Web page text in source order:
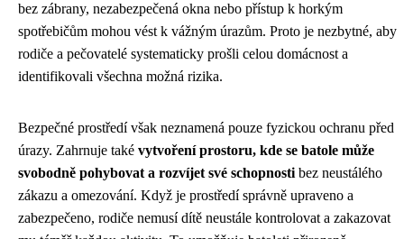
bez zábrany, nezabezpečená okna nebo přístup k horkým
spotřebičům mohou vést k vážným úrazům. Proto je nezbytné, aby
rodiče a pečovatelé systematicky prošli celou domácnost a
identifikovali všechna možná rizika.
Bezpečné prostředí však neznamená pouze fyzickou ochranu před
úrazy. Zahrnuje také vytvoření prostoru, kde se batole může
svobodně pohybovat a rozvíjet své schopnosti bez neustálého
zákazu a omezování. Když je prostředí správně upraveno a
zabezpečeno, rodiče nemusí dítě neustále kontrolovat a zakazovat